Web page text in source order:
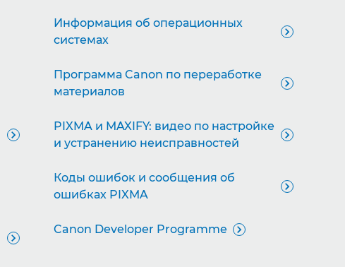
Информация об операционных
системах

Программа Canon по переработке
материалов


PIXMA и MAXIFY: видео по настройке
и устранению неисправностей

Коды ошибок и сообщения об
ошибках PIXMA


Canon Developer Programme 